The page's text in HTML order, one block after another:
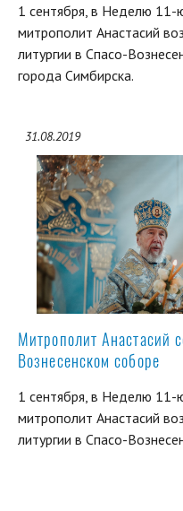
1 сентября, в Неделю 11-
митрополит Анастасий
литургии в Спасо-
города Симбирска.
31.08.2019
Митрополит Анастасий
Вознесенском соборе
1 сентября, в Неделю 11-
митрополит Анастасий
литургии в Спасо-